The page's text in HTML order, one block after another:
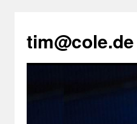
tim@cole.de